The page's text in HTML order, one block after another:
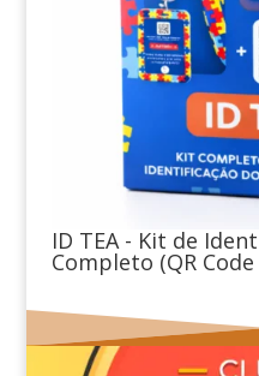
ID TEA - Kit de
Completo (QR Code